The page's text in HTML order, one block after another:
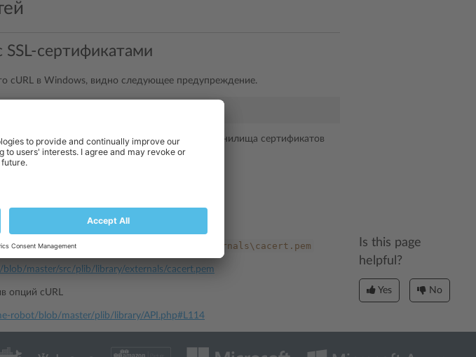
сертификатами
cURL в Windows, видно следующее предупреждение.
с PHP, собрана без поддержки хранилища сертификатов
папки расширения
externals : PATH_TO\plib\library\externals\cacert.pem
master/src/plib/library/externals/cacert.pem
опций cURL
robot/blob/master/plib/library/API.php#L114
Is this page
helpful?
Yes No